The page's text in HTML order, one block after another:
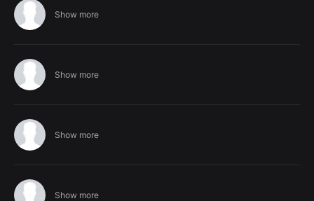
Show more
Show more
Show more
Show more